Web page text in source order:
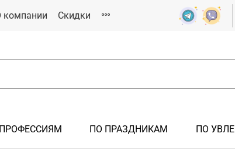
компании Скидки
ПО ПРАЗДНИКАМ ПО